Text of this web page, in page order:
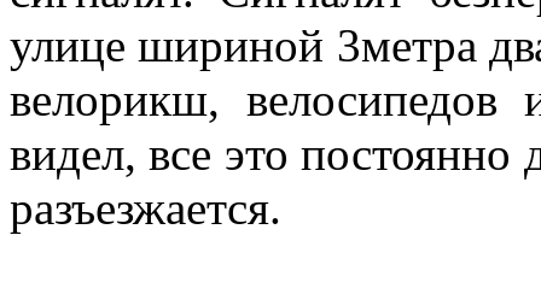
улице шириной 3метра
велорикш,
видел, все это постоянно
разъезжается.